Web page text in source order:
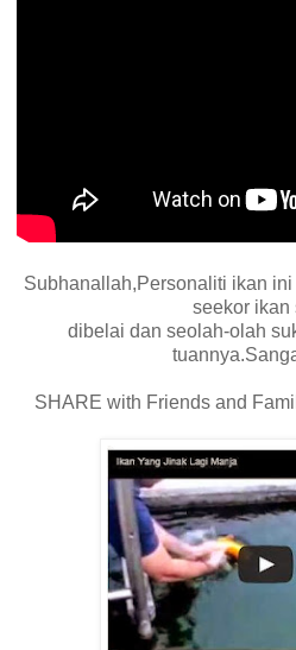
Subhanallah,Personaliti ikan
seekor ikan
dibelai dan seolah-olah
SHARE with Friends and